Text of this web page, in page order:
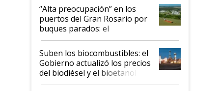
“Alta preocupación” en los
puertos del Gran Rosario por
buques parados: el
funcionamiento de las
exportadoras en tensión tras
la medida de fuerza de los
prácticos
Suben los biocombustibles: el
Gobierno actualizó los precios
del biodiésel y el bioetanol